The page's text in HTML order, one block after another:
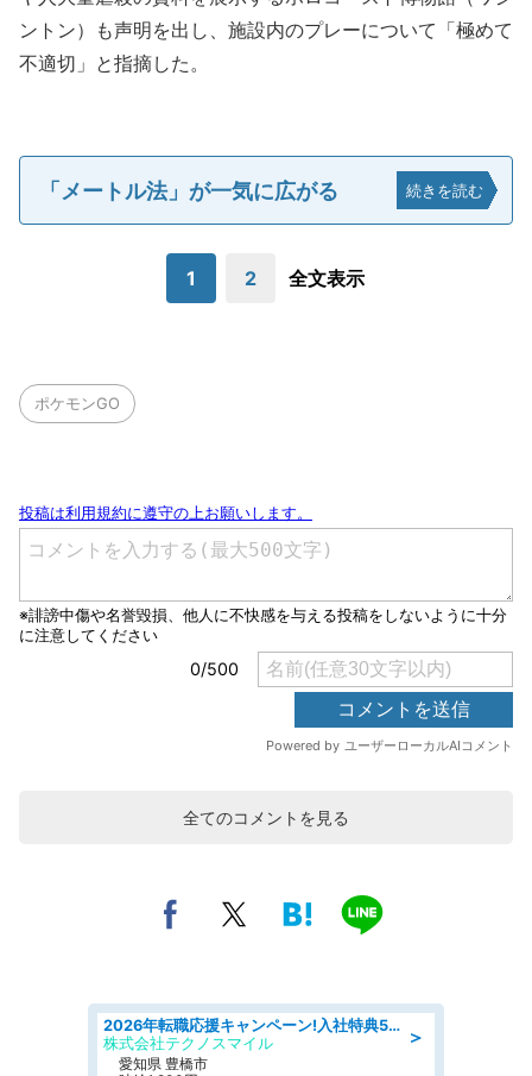
ントン）も声明を出し、施設内のプレーについて「極めて
不適切」と指摘した。
「メートル法」が一気に広がる 続きを読む
1 2 全文表示
ポケモンGO
全てのコメントを見る
＞
2026年転職応援キャンペーン!入社特典58万円/デンソーで働こう!自動車工場で小型部品の検査業務 denso aichi
株式会社テクノスマイル
愛知県 豊橋市